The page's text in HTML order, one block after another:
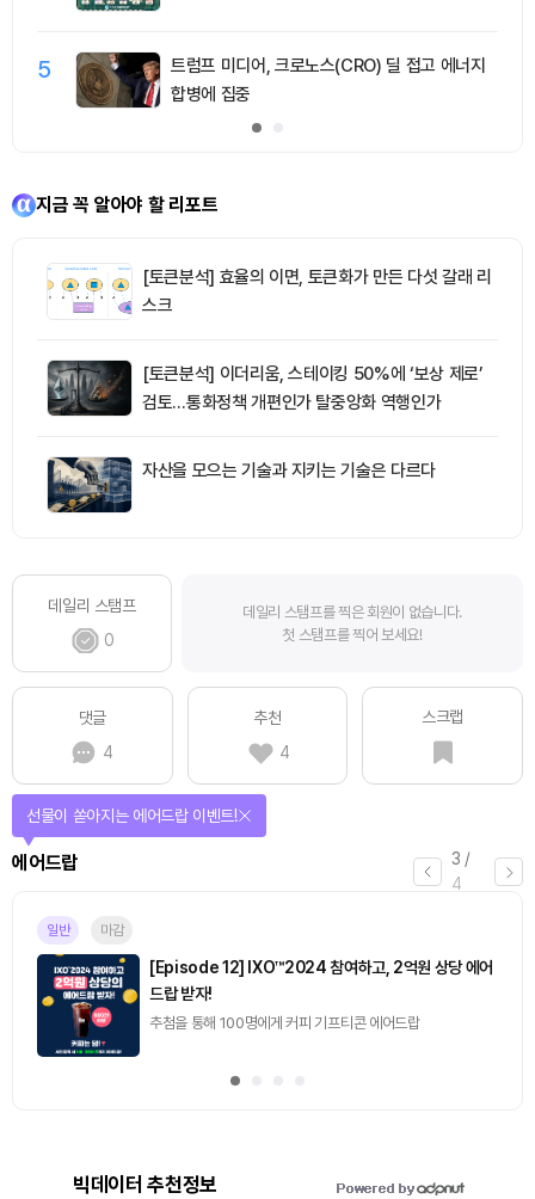
5
트럼프 미디어, 크로노스(CRO) 딜 접고 에너지
합병에 집중
지금 꼭 알아야 할 리포트
[토큰분석] 효율의 이면, 토큰화가 만든 다섯 갈래 리
스크
[토큰분석] 이더리움, 스테이킹 50%에 ‘보상 제로’
검토…통화정책 개편인가 탈중앙화 역행인가
자산을 모으는 기술과 지키는 기술은 다르다
데일리 스탬프
0
데일리 스탬프를 찍은 회원이 없습니다.
첫 스탬프를 찍어 보세요!
댓글
4
추천
4
스크랩
3 /
4
에어드랍
선물이 쏟아지는 에어드랍 이벤트!
일반 마감
[Episode 12] IXO™2024 참여하고, 2억원 상당 에어
드랍 받자!
추첨을 통해 100명에게 커피 기프티콘 에어드랍
빅데이터 추천정보